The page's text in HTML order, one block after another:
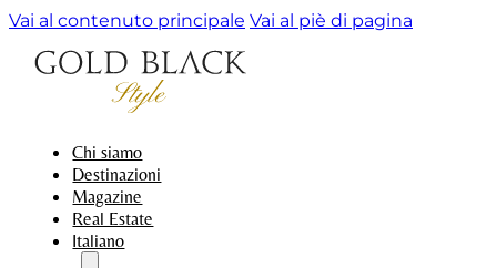
Vai al contenuto principale Vai al piè di pagina
Chi siamo
Destinazioni
Magazine
Real Estate
Italiano